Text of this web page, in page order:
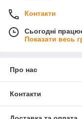
Контакти
Сьогодні
Показати весь
Про нас
Контакти